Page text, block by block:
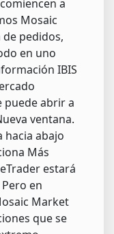
a
Mosaic
pedidos,
en uno
IBIS
puede abrir a
ventana.
hacia abajo
Más
estará
en
Market
que se